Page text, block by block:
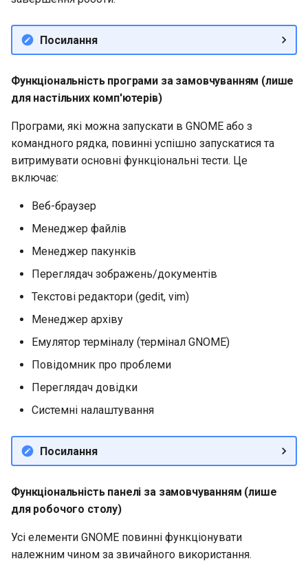
Посилання
Функціональність програми за замовчуванням (лише
для настільних комп'ютерів)
Програми, які можна запускати в GNOME або з
командного рядка, повинні успішно запускатися та
витримувати основні функціональні тести. Це
включає:
Веб-браузер
Менеджер файлів
Менеджер пакунків
Переглядач зображень/документів
Текстові редактори (gedit, vim)
Менеджер архіву
Емулятор терміналу (термінал GNOME)
Повідомник про проблеми
Переглядач довідки
Системні налаштування
Посилання
Функціональність панелі за замовчуванням (лише
для робочого столу)
Усі елементи GNOME повинні функціонувати
належним чином за звичайного використання.